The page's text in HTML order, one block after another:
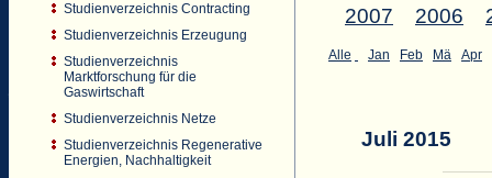
Studienverzeichnis Contracting
Studienverzeichnis Erzeugung
Studienverzeichnis
Marktforschung für die
Gaswirtschaft
Studienverzeichnis Netze
Studienverzeichnis Regenerative
Energien, Nachhaltigkeit
2007
2006
Alle Jan Feb Mä Apr
Juli 2015